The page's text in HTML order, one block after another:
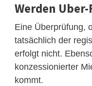
Werden
Eine Überprüfung,
tatsächlich der
erfolgt nicht.
konzessionierter
kommt.